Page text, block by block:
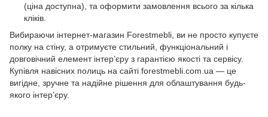
(ціна доступна), та оформити замовлення всього за кілька
кліків.
Вибираючи інтернет-магазин Forestmebli, ви не просто купуєте
полку на стіну, а отримуєте стильний, функціональний і
довговічний елемент інтер’єру з гарантією якості та сервісу.
Купівля навісних полиць на сайті forestmebli.com.ua — це
вигідне, зручне та надійне рішення для облаштування будь-
якого інтер’єру.